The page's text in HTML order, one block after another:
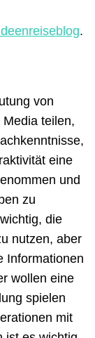
.
von
teilen,
eine
und
zu
die
nutzen, aber
Informationen
wollen eine
spielen
mit